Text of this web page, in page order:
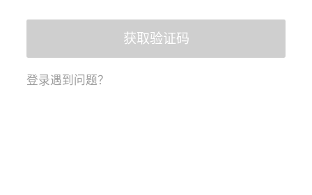
获取验证码
登录遇到问题？